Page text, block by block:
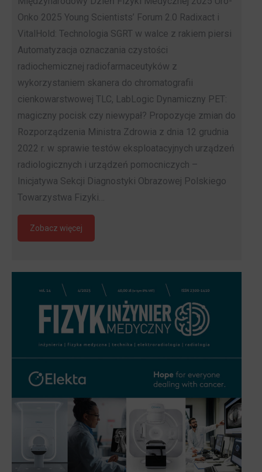
Onko 2025 Young Scientists’ Forum 2.0 Radixact i
VitalHold: Technologia SGRT w walce z rakiem piersi
Automatyzacja oznaczania czystości
radiochemicznej radiofarmaceutyków z
wykorzystaniem skanera do chromatografii
cienkowarstwowej TLC, LabLogic Dynamiczny PET:
magiczny pocisk czy niewypał? Propozycje zmian do
Rozporządzenia Ministra Zdrowia z dnia 12 grudnia
2022 r. w sprawie testów eksploatacyjnych urządzeń
radiologicznych i urządzeń pomocniczych –
Inicjatywa Sekcji Diagnostyki Obrazowej Polskiego
Towarzystwa Fizyki…
Zobacz więcej